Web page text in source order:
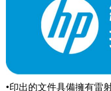
•印出的文件具備擁有雷